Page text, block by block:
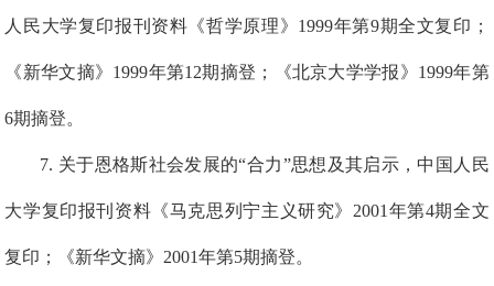
人民大学复印报刊资料《哲学原理》1999年第9期全文复印；
《新华文摘》1999年第12期摘登；《北京大学学报》1999年第
6期摘登。
7. 关于恩格斯社会发展的“合力”思想及其启示，中国人民
大学复印报刊资料《马克思列宁主义研究》2001年第4期全文
复印；《新华文摘》2001年第5期摘登。